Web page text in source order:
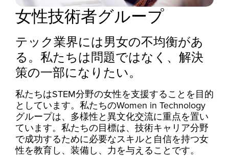
女性技術者グループ
テック業界には男女の不均衡があ
る。私たちは問題ではなく、解決
策の一部になりたい。
私たちはSTEM分野の女性を支援することを目的
としています。私たちのWomen in Technology
グループは、多様性と異文化交流に重点を置い
ています。私たちの目標は、技術キャリア分野
で成功するために必要なスキルと自信を持つ女
性を教育し、装備し、力を与えることです。